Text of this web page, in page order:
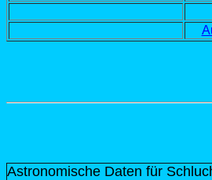
Astronomische Daten für